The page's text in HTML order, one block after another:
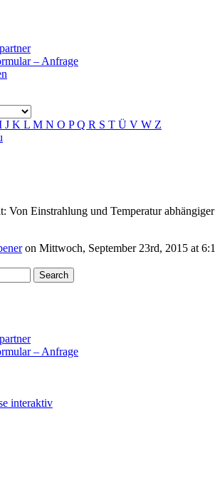
– Anfrage
J K L M N O PQ R S T Ü V W Z
Von Einstrahlung und Temperatur
on Mittwoch, September 23rd, 2015 at
– Anfrage
interaktiv